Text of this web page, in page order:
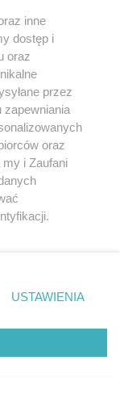
nosi
inne
dostęp i
oraz
przez
zapewniania
oraz
my i Zaufani
prywatności
zgody
takiemu
tylko
USTAWIENIA